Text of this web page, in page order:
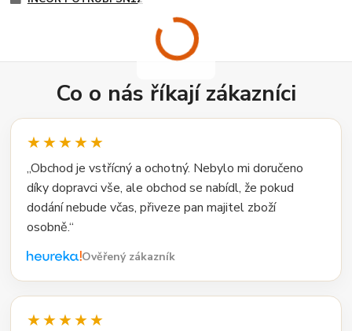
Co o nás říkají zákazníci
★★★★★
„Obchod je vstřícný a ochotný. Nebylo mi doručeno
díky dopravci vše, ale obchod se nabídl, že pokud
dodání nebude včas, přiveze pan majitel zboží
osobně.“
Ověřený zákazník
★★★★★